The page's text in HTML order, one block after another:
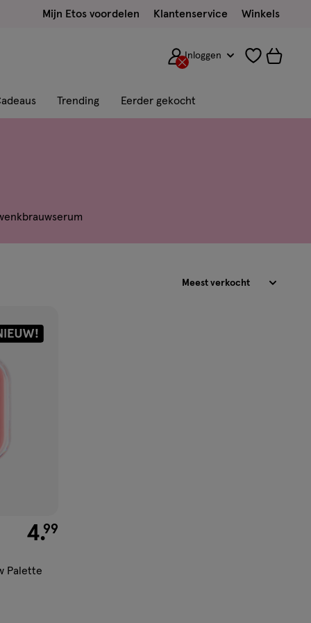
Mijn Etos voordelen Klantenservice Winkels
Inloggen
Trending Eerder gekocht
€ 4.99
4.99
Palette